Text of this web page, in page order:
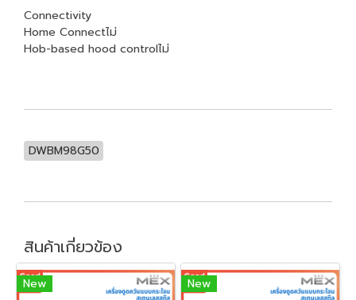
Connectivity
Home Connectไม่
Hob-based hood controlไม่
DWBM98G50
สินค้าเกี่ยวข้อง
New New